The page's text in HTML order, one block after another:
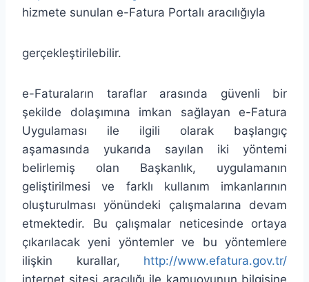
hizmete sunulan e-Fatura Portalı aracılığıyla
gerçekleştirilebilir.
e-Faturaların taraflar arasında güvenli bir
şekilde dolaşımına imkan sağlayan e-Fatura
Uygulaması ile ilgili olarak başlangıç
aşamasında yukarıda sayılan iki yöntemi
belirlemiş olan Başkanlık, uygulamanın
geliştirilmesi ve farklı kullanım imkanlarının
oluşturulması yönündeki çalışmalarına devam
etmektedir. Bu çalışmalar neticesinde ortaya
çıkarılacak yeni yöntemler ve bu yöntemlere
ilişkin kurallar, http://www.efatura.gov.tr/
internet sitesi aracılığı ile kamuoyunun bilgisine